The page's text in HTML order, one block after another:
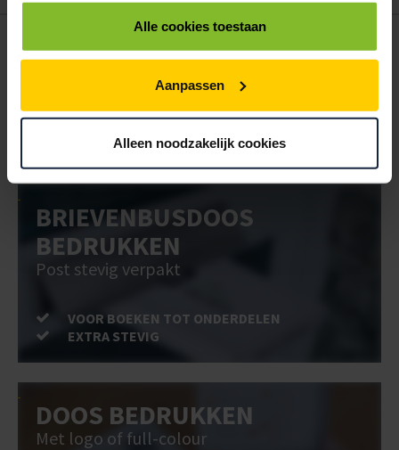
Alle cookies toestaan
Aanpassen
Alleen noodzakelijk cookies
POSTDOOS BEDRUKKEN
VOOR BOEKEN TOT ONDERDELEN
EXTRA STEVIG
BRIEVENBUSDOOS
BEDRUKKEN
Post stevig verpakt
VOOR BOEKEN TOT ONDERDELEN
EXTRA STEVIG
DOOS BEDRUKKEN
Met logo of full-colour